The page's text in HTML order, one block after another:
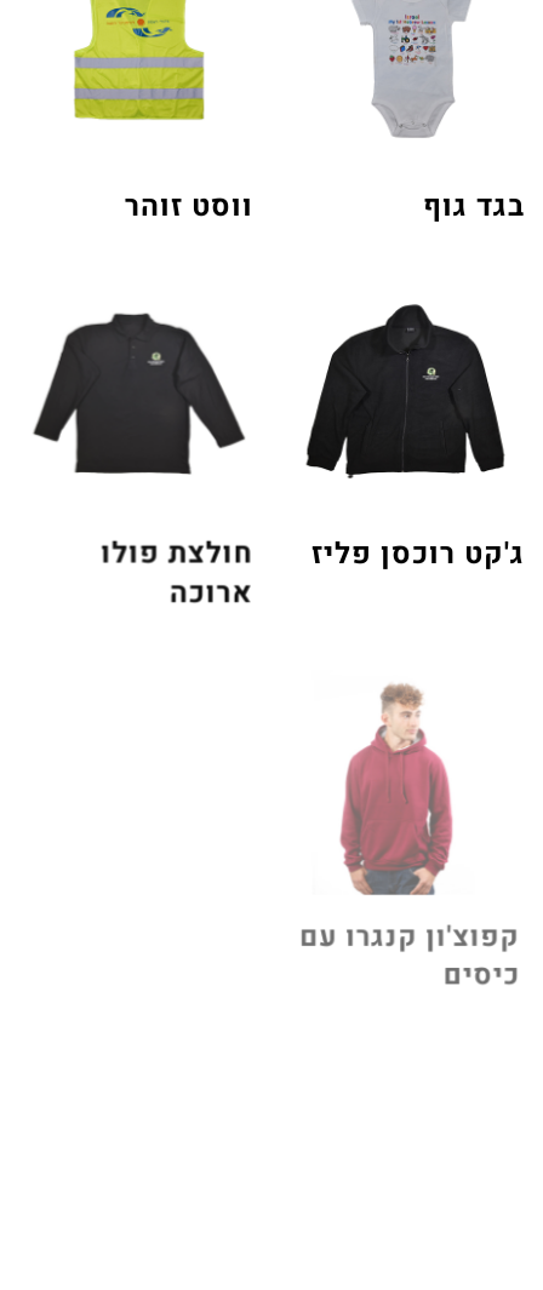
בגד גוף ווסט זוהר
ג'קט רוכסן פליז
חולצת פולו
ארוכה
קפוצ'ון קנגרו עם
כיסים